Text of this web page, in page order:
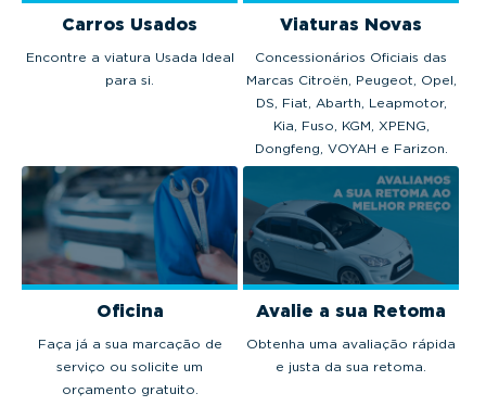
Carros Usados
Encontre a viatura Usada Ideal
para si.
Viaturas Novas
Concessionários Oficiais das
Marcas Citroën, Peugeot, Opel,
DS, Fiat, Abarth, Leapmotor,
Kia, Fuso, KGM, XPENG,
Dongfeng, VOYAH e Farizon.
Oficina
Faça já a sua marcação de
serviço ou solicite um
orçamento gratuito.
Avalie a sua Retoma
Obtenha uma avaliação rápida
e justa da sua retoma.